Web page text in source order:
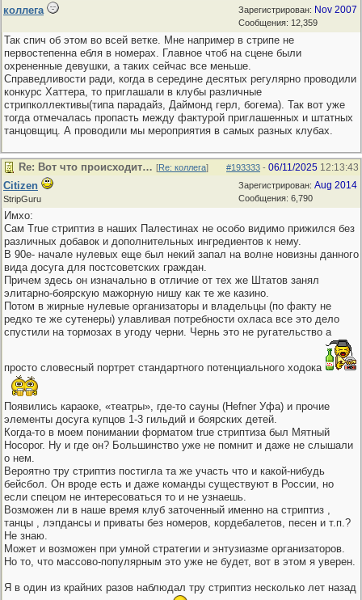
Зарегистрирован: Nov 2007
Сообщения: 12,359
коллега
Так спич об этом во всей ветке. Мне например в стрипе не
первостепенна ебля в номерах. Главное чтоб на сцене были
охрененные девушки, а таких сейчас все меньше.
Справедливости ради, когда в середине десятых регулярно проводили
конкурс Хаттера, то приглашали в клубы различные
стрипколлективы(типа парадайз, Даймонд герл, богема). Так вот уже
тогда отмечалась пропасть между фактурой приглашенных и штатных
танцовщиц. А проводили мы мероприятия в самых разных клубах.
#193333 - 06/11/2025 12:13:43
Re: Вот что происходит… [Re: коллега]
Зарегистрирован: Aug 2014
Сообщения: 6,790
Citizen
StripGuru
Имхо:
Сам True стриптиз в наших Палестинах не особо видимо прижился без
различных добавок и дополнительных ингредиентов к нему.
В 90е- начале нулевых еще был некий запал на волне новизны данного
вида досуга для постсоветских граждан.
Причем здесь он изначально в отличие от тех же Штатов занял
элитарно-боярскую мажорную нишу как те же казино.
Потом в жирные нулевые организаторы и владельцы (по факту не
редко те же сутенеры) улавливая потребности охласа все это дело
спустили на тормозах в угоду черни. Чернь это не ругательство а
просто словесный портрет стандартного потенциального ходока
Появились караоке, «театры», где-то сауны (Hefner Уфа) и прочие
элементы досуга купцов 1-3 гильдий и боярских детей.
Когда-то в моем понимании форматом true стриптиза был Мятный
Носорог. Ну и где он? Большинство уже не помнит и даже не слышали
о нем.
Вероятно тру стриптиз постигла та же участь что и какой-нибудь
бейсбол. Он вроде есть и даже команды существуют в России, но
если спецом не интересоваться то и не узнаешь.
Возможен ли в наше время клуб заточенный именно на стриптиз ,
танцы , лэпдансы и приваты без номеров, кордебалетов, песен и т.п.?
Не знаю.
Может и возможен при умной стратегии и энтузиазме организаторов.
Но то, что массово-популярным это уже не будет, вот в этом я уверен.
Я в один из крайних разов наблюдал тру стриптиз несколько лет назад